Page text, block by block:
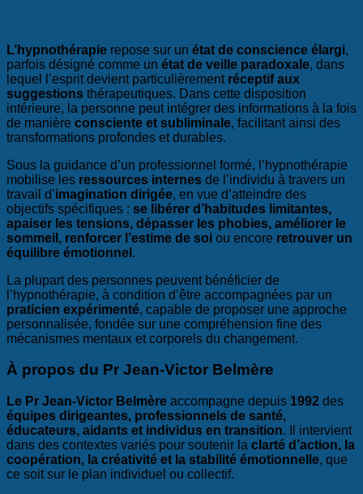
L’hypnothérapie repose sur un état de conscience élargi,
parfois désigné comme un état de veille paradoxale, dans
lequel l’esprit devient particulièrement réceptif aux
suggestions thérapeutiques. Dans cette disposition
intérieure, la personne peut intégrer des informations à la fois
de manière consciente et subliminale, facilitant ainsi des
transformations profondes et durables.
Sous la guidance d’un professionnel formé, l’hypnothérapie
mobilise les ressources internes de l’individu à travers un
travail d’imagination dirigée, en vue d’atteindre des
objectifs spécifiques : se libérer d’habitudes limitantes,
apaiser les tensions, dépasser les phobies, améliorer le
sommeil, renforcer l’estime de soi ou encore retrouver un
équilibre émotionnel .
La plupart des personnes peuvent bénéficier de
l’hypnothérapie, à condition d’être accompagnées par un
praticien expérimenté, capable de proposer une approche
personnalisée, fondée sur une compréhension fine des
mécanismes mentaux et corporels du changement.
À propos du Pr Jean-Victor Belmère
Le Pr Jean-Victor Belmère accompagne depuis 1992 des
équipes dirigeantes, professionnels de santé,
éducateurs, aidants et individus en transition. Il intervient
dans des contextes variés pour soutenir la clarté d’action, la
coopération, la créativité et la stabilité émotionnelle, que
ce soit sur le plan individuel ou collectif.